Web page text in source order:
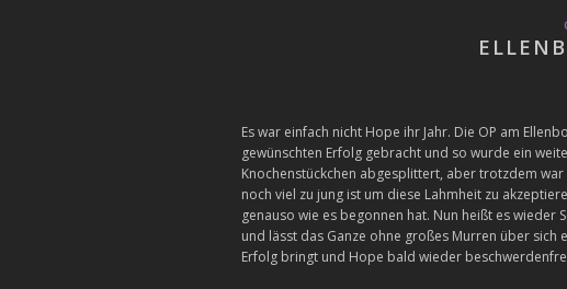
Es war einfach nicht Hope ihr Jahr. Die OP am
gewünschten Erfolg gebracht und so wurde ein
Knochenstückchen abgesplittert, aber trotzdem
noch viel zu jung ist um diese Lahmheit zu
genauso wie es begonnen hat. Nun heißt es
und lässt das Ganze ohne großes Murren über sich
Erfolg bringt und Hope bald wieder